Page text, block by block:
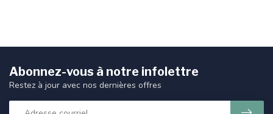
Abonnez-vous à notre infolettre
Restez à jour avec nos dernières offres